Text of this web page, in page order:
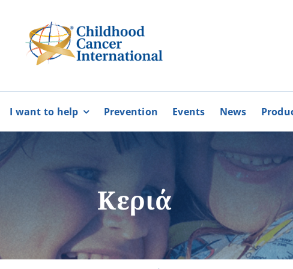
Partnerships
Cyprus Alliance for Rare Disorders
Pancyprian Volunteerism
Cyprus Federation of Patients’
I want to help
BECOME
A MEMBER
More
BECOME
A VOLUNTEER
More
Prevention Events News
Κεριά